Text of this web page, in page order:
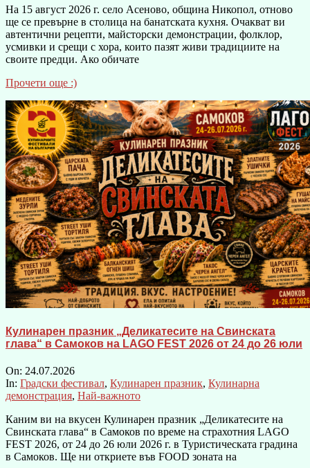
На 15 август 2026 г. село Асеново, община Никопол, отново
ще се превърне в столица на банатската кухня. Очакват ви
автентични рецепти, майсторски демонстрации, фолклор,
усмивки и срещи с хора, които пазят живи традициите на
своите предци. Ако обичате
Прочети още :)
Кулинарен празник „Деликатесите на Свинската
глава“ в Самоков на LAGO FEST 2026 от 24 до 26 юли
On: 24.07.2026
In: Градски фестивал, Кулинарен празник, Кулинарна
демонстрация, Най-важното
Каним ви на вкусен Кулинарен празник „Деликатесите на
Свинската глава“ в Самоков по време на страхотния LAGO
FEST 2026, от 24 до 26 юли 2026 г. в Туристическата градина
в Самоков. Ще ни откриете във FOOD зоната на